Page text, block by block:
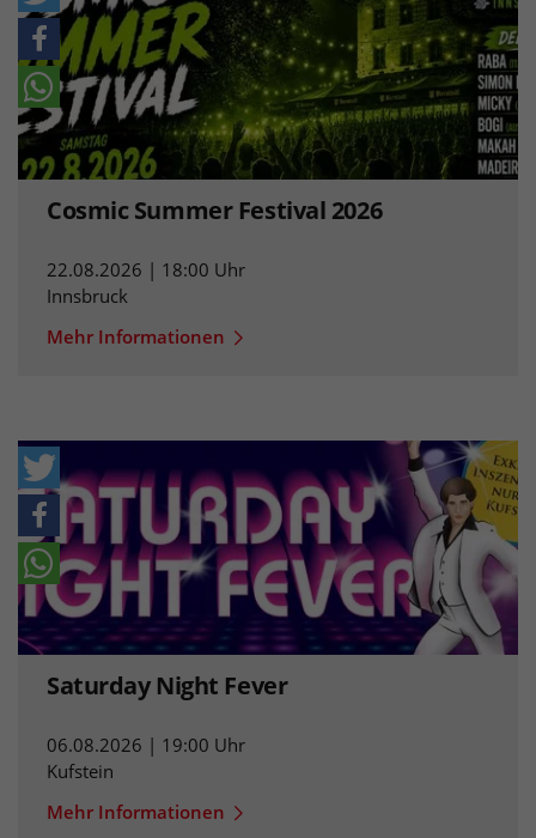
Cosmic Summer Festival 2026
22.08.2026 | 18:00 Uhr
Innsbruck
Mehr Informationen
Saturday Night Fever
06.08.2026 | 19:00 Uhr
Kufstein
Mehr Informationen